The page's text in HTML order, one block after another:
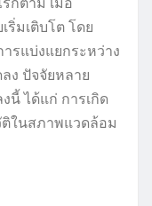
มเติบโต โดย
รแบ่งแยกระหว่าง
ง ปัจจัยหลาย
นี้ ได้แก่ การเกิด
ในสภาพแวดล้อม